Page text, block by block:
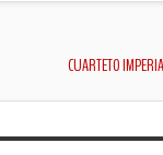
CUARTETO